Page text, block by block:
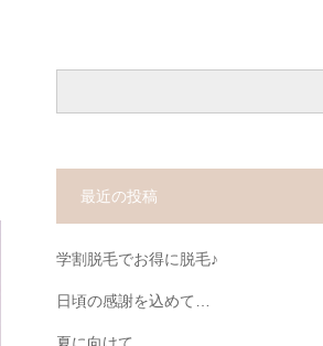
最近の投稿
学割脱毛でお得に脱毛♪
日頃の感謝を込めて…